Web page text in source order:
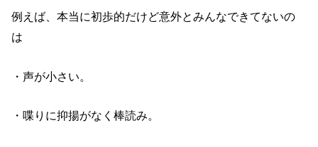
例えば、本当に初歩的だけど意外とみんなできてないの
は
・声が小さい。
・喋りに抑揚がなく棒読み。